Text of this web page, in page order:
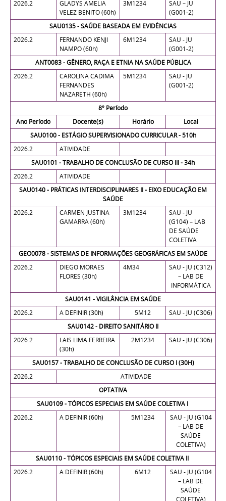
2026.2
GLADYS AMELIA
VELEZ BENITO (60h)
3M1234
SAU – JU
(G001-2)
SAU0135 - SAÚDE BASEADA EM EVIDÊNCIAS
2026.2
FERNANDO KENJI
NAMPO (60h)
6M1234
SAU - JU
(G001-2)
ANT0083 - GÊNERO, RAÇA E ETNIA NA SAÚDE PÚBLICA
2026.2
CAROLINA CADIMA
FERNANDES
NAZARETH (60h)
5M1234
SAU - JU
(G001-2)
8º Período
Ano Período
Docente(s) Horário
Local
SAU0100 - ESTÁGIO SUPERVISIONADO CURRICULAR - 510h
2026.2
ATIVIDADE
SAU0101 - TRABALHO DE CONCLUSÃO DE CURSO III - 34h
2026.2
ATIVIDADE
SAU0140 - PRÁTICAS INTERDISCIPLINARES II - EIXO EDUCAÇÃO EM
SAÚDE
2026.2
CARMEN JUSTINA
GAMARRA (60h)
3M1234
SAU - JU
(G104) – LAB
DE SAÚDE
COLETIVA
GEO0078 - SISTEMAS DE INFORMAÇÕES GEOGRÁFICAS EM SAÚDE
2026.2
DIEGO MORAES
FLORES (30h)
4M34
SAU - JU (C312)
– LAB DE
INFORMÁTICA
SAU0141 - VIGILÂNCIA EM SAÚDE
2026.2
A DEFINIR (30h) 5M12
SAU - JU (C306)
SAU0142 - DIREITO SANITÁRIO II
2026.2
LAIS LIMA FERREIRA
(30h)
2M1234 SAU - JU (C306)
SAU0157 - TRABALHO DE CONCLUSÃO DE CURSO I (30H)
2026.2
ATIVIDADE
OPTATIVA
SAU0109 - TÓPICOS ESPECIAIS EM SAÚDE COLETIVA I
2026.2
A DEFINIR (60h) 5M1234
SAU - JU (G104
– LAB DE
SAÚDE
COLETIVA)
SAU0110 - TÓPICOS ESPECIAIS EM SAÚDE COLETIVA II
2026.2
A DEFINIR (60h) 6M12
SAU - JU (G104
– LAB DE
SAÚDE